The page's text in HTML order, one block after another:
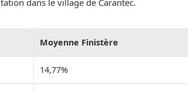
Moyenne Finistère
14,77%